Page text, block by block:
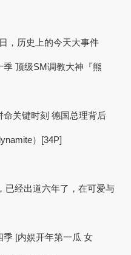
，历史上的今天大事件
季 顶级SM调教大神『熊
命关键时刻 德国总理背后
）[34P]
已经出道六年了，在可爱与
季 [内娱开年第一瓜 女